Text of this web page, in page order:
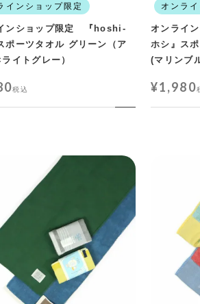
インショップ限定
ンショップ限定 『hoshi-
ポーツタオル グリーン（ア
イトグレー）
税込
オンラ
オンライ
ホシ』ス
(マリンブ
¥1,980